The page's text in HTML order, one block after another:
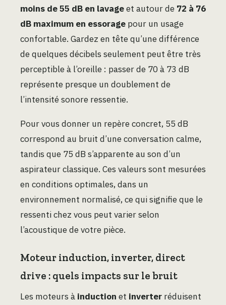
moins de 55 dB en lavageet autour de 72 à 76
dB maximum en essorage pour un usage
confortable. Gardez en tête qu’une différence
de quelques décibels seulement peut être très
perceptible à l’oreille : passer de 70 à 73 dB
représente presque un doublement de
l’intensité sonore ressentie.
Pour vous donner un repère concret, 55 dB
correspond au bruit d’une conversation calme,
tandis que 75 dB s’apparente au son d’un
aspirateur classique. Ces valeurs sont mesurées
en conditions optimales, dans un
environnement normalisé, ce qui signifie que le
ressenti chez vous peut varier selon
l’acoustique de votre pièce.
Moteur induction, inverter, direct
drive : quels impacts sur le bruit
Les moteurs à induction et inverter réduisent